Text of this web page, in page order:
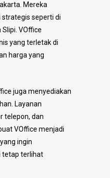
Mereka
seperti di
Slipi. VOffice
yang terletak di
harga yang
juga menyediakan
Layanan
telepon, dan
VOffice menjadi
ingin
tetap terlihat